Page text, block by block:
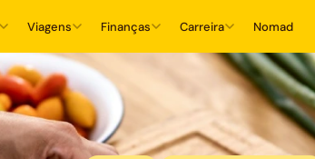
Viagens Finanças Carreira Nomad